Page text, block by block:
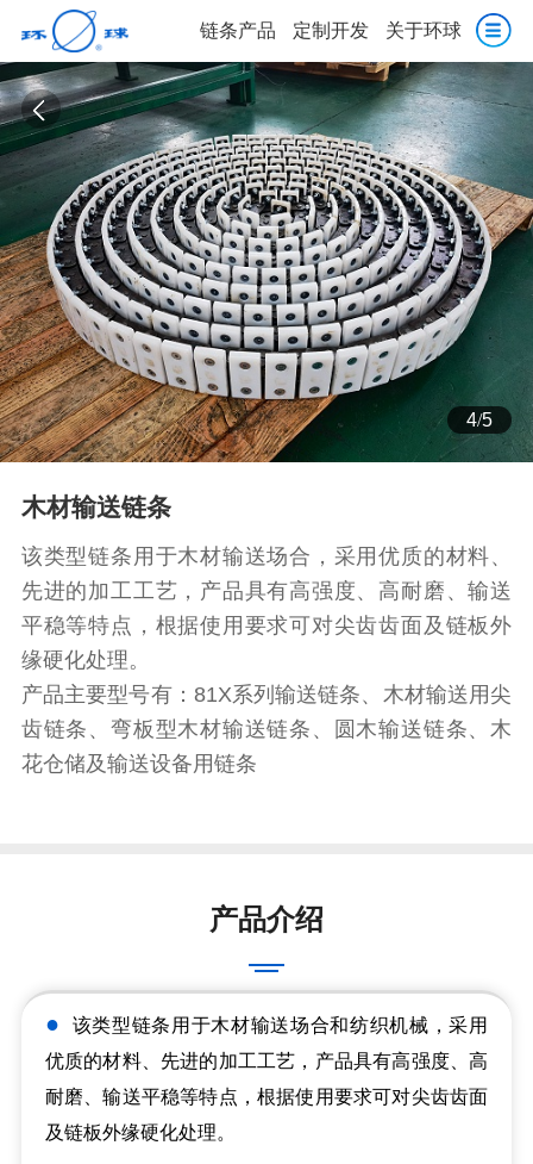
链条产品 定制开发 关于环球
4/5
木材输送链条
该类型链条用于木材输送场合，采用优质的材料、
先进的加工工艺，产品具有高强度、高耐磨、输送
平稳等特点，根据使用要求可对尖齿齿面及链板外
缘硬化处理。
产品主要型号有：81X系列输送链条、木材输送用尖
齿链条、弯板型木材输送链条、圆木输送链条、木
花仓储及输送设备用链条
产品介绍
●
该类型链条用于木材输送场合和纺织机械，采用
优质的材料、先进的加工工艺，产品具有高强度、高
耐磨、输送平稳等特点，根据使用要求可对尖齿齿面
及链板外缘硬化处理。